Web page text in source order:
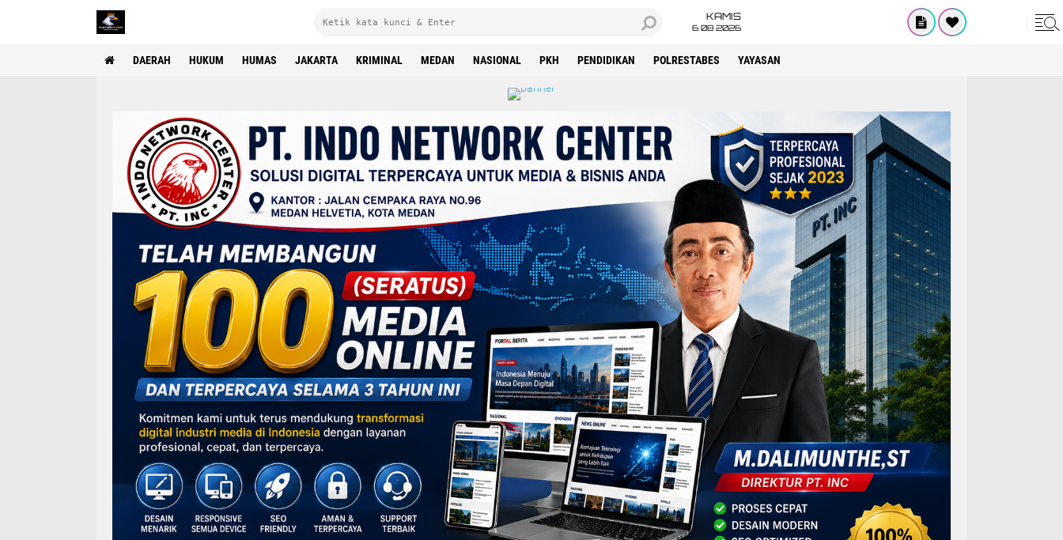
KAMIS
6 08 2026
DAERAH HUKUM HUMAS JAKARTA KRIMINAL MEDAN NASIONAL PKH PENDIDIKAN POLRESTABES YAYASAN